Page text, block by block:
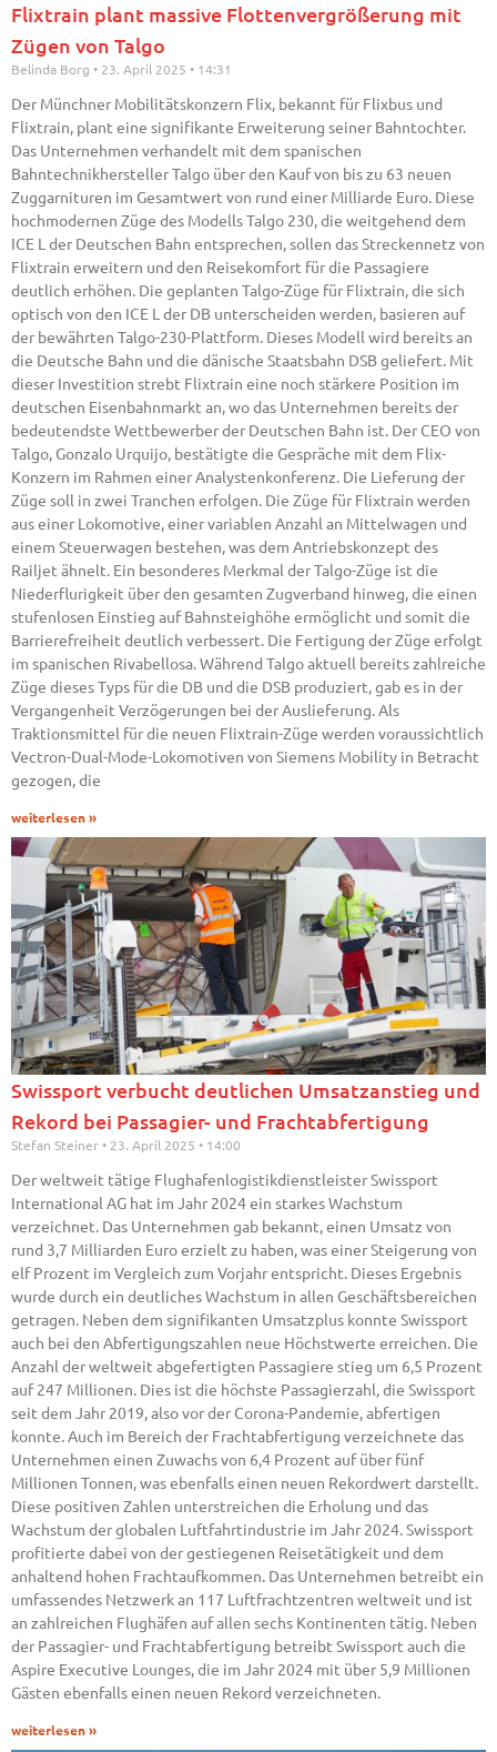
Flixtrain plant massive Flottenvergrößerung mit
Zügen von Talgo
Belinda Borg 23. April 2025 14:31
Der Münchner Mobilitätskonzern Flix, bekannt für Flixbus und
Flixtrain, plant eine signifikante Erweiterung seiner Bahntochter.
Das Unternehmen verhandelt mit dem spanischen
Bahntechnikhersteller Talgo über den Kauf von bis zu 63 neuen
Zuggarnituren im Gesamtwert von rund einer Milliarde Euro. Diese
hochmodernen Züge des Modells Talgo 230, die weitgehend dem
ICE L der Deutschen Bahn entsprechen, sollen das Streckennetz von
Flixtrain erweitern und den Reisekomfort für die Passagiere
deutlich erhöhen. Die geplanten Talgo-Züge für Flixtrain, die sich
optisch von den ICE L der DB unterscheiden werden, basieren auf
der bewährten Talgo-230-Plattform. Dieses Modell wird bereits an
die Deutsche Bahn und die dänische Staatsbahn DSB geliefert. Mit
dieser Investition strebt Flixtrain eine noch stärkere Position im
deutschen Eisenbahnmarkt an, wo das Unternehmen bereits der
bedeutendste Wettbewerber der Deutschen Bahn ist. Der CEO von
Talgo, Gonzalo Urquijo, bestätigte die Gespräche mit dem Flix-
Konzern im Rahmen einer Analystenkonferenz. Die Lieferung der
Züge soll in zwei Tranchen erfolgen. Die Züge für Flixtrain werden
aus einer Lokomotive, einer variablen Anzahl an Mittelwagen und
einem Steuerwagen bestehen, was dem Antriebskonzept des
Railjet ähnelt. Ein besonderes Merkmal der Talgo-Züge ist die
Niederflurigkeit über den gesamten Zugverband hinweg, die einen
stufenlosen Einstieg auf Bahnsteighöhe ermöglicht und somit die
Barrierefreiheit deutlich verbessert. Die Fertigung der Züge erfolgt
im spanischen Rivabellosa. Während Talgo aktuell bereits zahlreiche
Züge dieses Typs für die DB und die DSB produziert, gab es in der
Vergangenheit Verzögerungen bei der Auslieferung. Als
Traktionsmittel für die neuen Flixtrain-Züge werden voraussichtlich
Vectron-Dual-Mode-Lokomotiven von Siemens Mobility in Betracht
gezogen, die
weiterlesen »
Swissport verbucht deutlichen Umsatzanstieg und
Rekord bei Passagier- und Frachtabfertigung
Stefan Steiner 23. April 2025 14:00
Der weltweit tätige Flughafenlogistikdienstleister Swissport
International AG hat im Jahr 2024 ein starkes Wachstum
verzeichnet. Das Unternehmen gab bekannt, einen Umsatz von
rund 3,7 Milliarden Euro erzielt zu haben, was einer Steigerung von
elf Prozent im Vergleich zum Vorjahr entspricht. Dieses Ergebnis
wurde durch ein deutliches Wachstum in allen Geschäftsbereichen
getragen. Neben dem signifikanten Umsatzplus konnte Swissport
auch bei den Abfertigungszahlen neue Höchstwerte erreichen. Die
Anzahl der weltweit abgefertigten Passagiere stieg um 6,5 Prozent
auf 247 Millionen. Dies ist die höchste Passagierzahl, die Swissport
seit dem Jahr 2019, also vor der Corona-Pandemie, abfertigen
konnte. Auch im Bereich der Frachtabfertigung verzeichnete das
Unternehmen einen Zuwachs von 6,4 Prozent auf über fünf
Millionen Tonnen, was ebenfalls einen neuen Rekordwert darstellt.
Diese positiven Zahlen unterstreichen die Erholung und das
Wachstum der globalen Luftfahrtindustrie im Jahr 2024. Swissport
profitierte dabei von der gestiegenen Reisetätigkeit und dem
anhaltend hohen Frachtaufkommen. Das Unternehmen betreibt ein
umfassendes Netzwerk an 117 Luftfrachtzentren weltweit und ist
an zahlreichen Flughäfen auf allen sechs Kontinenten tätig. Neben
der Passagier- und Frachtabfertigung betreibt Swissport auch die
Aspire Executive Lounges, die im Jahr 2024 mit über 5,9 Millionen
Gästen ebenfalls einen neuen Rekord verzeichneten.
weiterlesen »